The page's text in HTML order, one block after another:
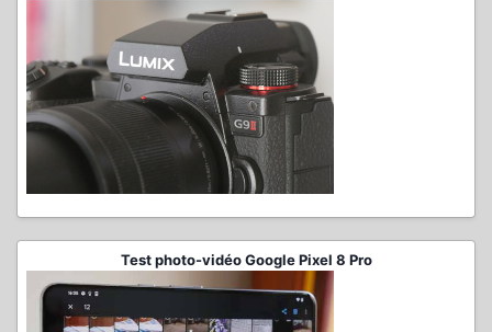
Test photo-vidéo Google Pixel 8 Pro